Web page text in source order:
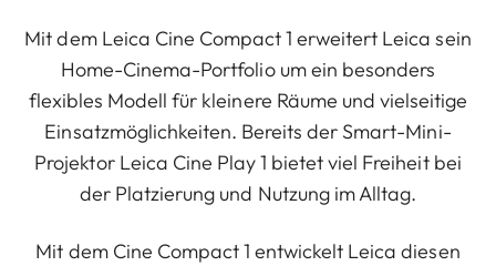
Mit dem Leica Cine Compact 1 erweitert Leica sein
Home-Cinema-Portfolio um ein besonders
flexibles Modell für kleinere Räume und vielseitige
Einsatzmöglichkeiten. Bereits der Smart-Mini-
Projektor Leica Cine Play 1 bietet viel Freiheit bei
der Platzierung und Nutzung im Alltag.
Mit dem Cine Compact 1 entwickelt Leica diesen